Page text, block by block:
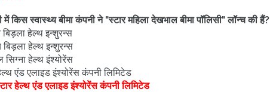
में किस स्वास्थ्य बीमा कंपनी ने "स्टार महिला देखभाल बीमा पॉलिसी" लॉन्च की हैं?
हेल्थ इन्शुरन्स
बिड़ला हेल्थ इन्शुरन्स
सिग्ना हेल्थ इंश्योरेंस
एंड एलाइड इंश्योरेंस कंपनी लिमिटेड
हेल्थ एंड एलाइड इंश्योरेंस कंपनी लिमिटेड